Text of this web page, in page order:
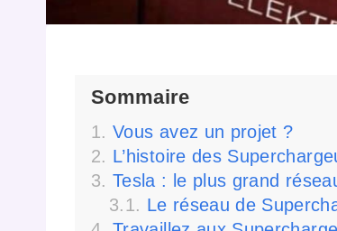
Sommaire
Vous avez un projet ?
L’histoire des
Tesla : le plus grand
Le réseau de